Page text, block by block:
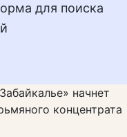
для поиска
начнет
концентрата